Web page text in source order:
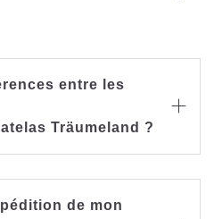
entre les
Träumeland ?

de mon